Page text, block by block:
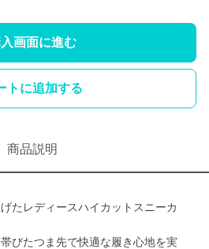
画面に進む
トに追加する
商品説明
たレディースハイカットスニーカ
びたつま先で快適な履き心地を実